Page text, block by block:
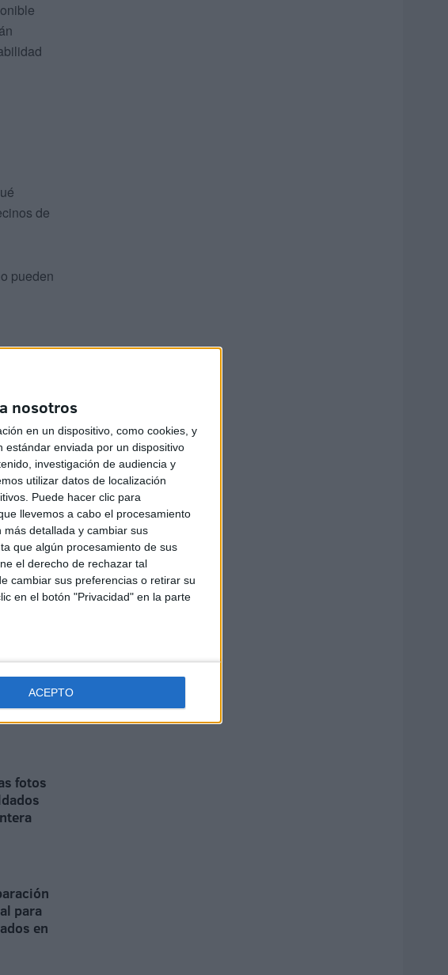
nosotros
en un dispositivo, como cookies, y
estándar enviada por un dispositivo
investigación de audiencia y
utilizar datos de localización
Puede hacer clic para
llevemos a cabo el procesamiento
detallada y cambiar sus
que algún procesamiento de sus
el derecho de rechazar tal
cambiar sus preferencias o retirar su
en el botón "Privacidad" en la parte
ACEPTO
de
pueden
entre
el FC
fotos
para
en